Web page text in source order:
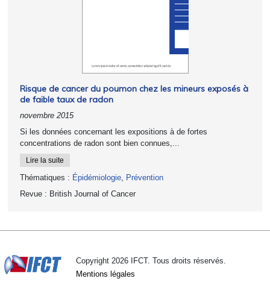
Risque de cancer du poumon chez les mineurs exposés à
de faible taux de radon
novembre 2015
Si les données concernant les expositions à de fortes
concentrations de radon sont bien connues,...
Lire la suite
Thématiques : Épidémiologie, Prévention
Revue : British Journal of Cancer
Copyright 2026 IFCT. Tous droits réservés.
Mentions légales